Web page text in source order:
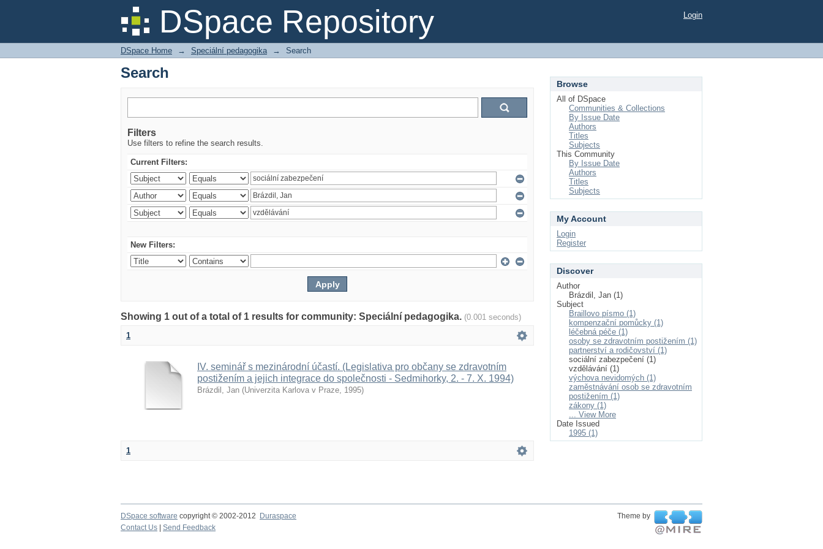
DSpace Repository
Search Login
DSpace Home → Speciální pedagogika → Search
Search
Filters
Use filters to refine the search results.
Current Filters:
New Filters:
Showing 1 out of a total of 1 results for community: Speciální pedagogika. (0.001 seconds)
1
IV. seminář s mezinárodní účastí. (Legislativa pro občany se zdravotním
postižením a jejich integrace do společnosti - Sedmihorky, 2. - 7. X. 1994)
Brázdil, Jan (Univerzita Karlova v Praze, 1995)
1
Browse
All of DSpace
Communities & Collections
By Issue Date
Authors
Titles
Subjects
This Community
By Issue Date
Authors
Titles
Subjects
My Account
Login
Register
Discover
Author
Brázdil, Jan (1)
Subject
Braillovo písmo (1)
kompenzační pomůcky (1)
léčebná péče (1)
osoby se zdravotním postižením (1)
partnerství a rodičovství (1)
sociální zabezpečení (1)
vzdělávání (1)
výchova nevidomých (1)
zaměstnávání osob se zdravotním
postižením (1)
zákony (1)
... View More
Date Issued
1995 (1)
DSpace software copyright © 2002-2012 Duraspace
Theme by
Contact Us
Send Feedback